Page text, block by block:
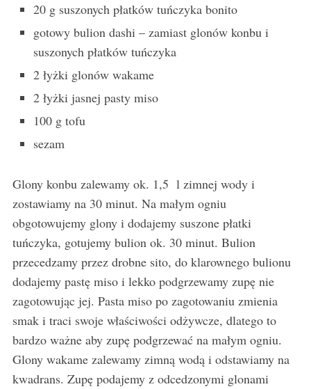
20 g suszonych płatków tuńczyka bonito
gotowy bulion dashi – zamiast glonów konbu i
suszonych płatków tuńczyka
2 łyżki glonów wakame
2 łyżki jasnej pasty miso
100 g tofu
sezam
Glony konbu zalewamy ok. 1,5 l zimnej wody i
zostawiamy na 30 minut. Na małym ogniu
obgotowujemy glony i dodajemy suszone płatki
tuńczyka, gotujemy bulion ok. 30 minut. Bulion
przecedzamy przez drobne sito, do klarownego bulionu
dodajemy pastę miso i lekko podgrzewamy zupę nie
zagotowując jej. Pasta miso po zagotowaniu zmienia
smak i traci swoje właściwości odżywcze, dlatego to
bardzo ważne aby zupę podgrzewać na małym ogniu.
Glony wakame zalewamy zimną wodą i odstawiamy na
kwadrans. Zupę podajemy z odcedzonymi glonami